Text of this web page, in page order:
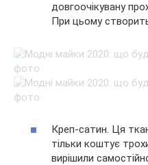
довгоочікувану
При цьому
Креп-сатин. Ця
тільки коштує
вирішили